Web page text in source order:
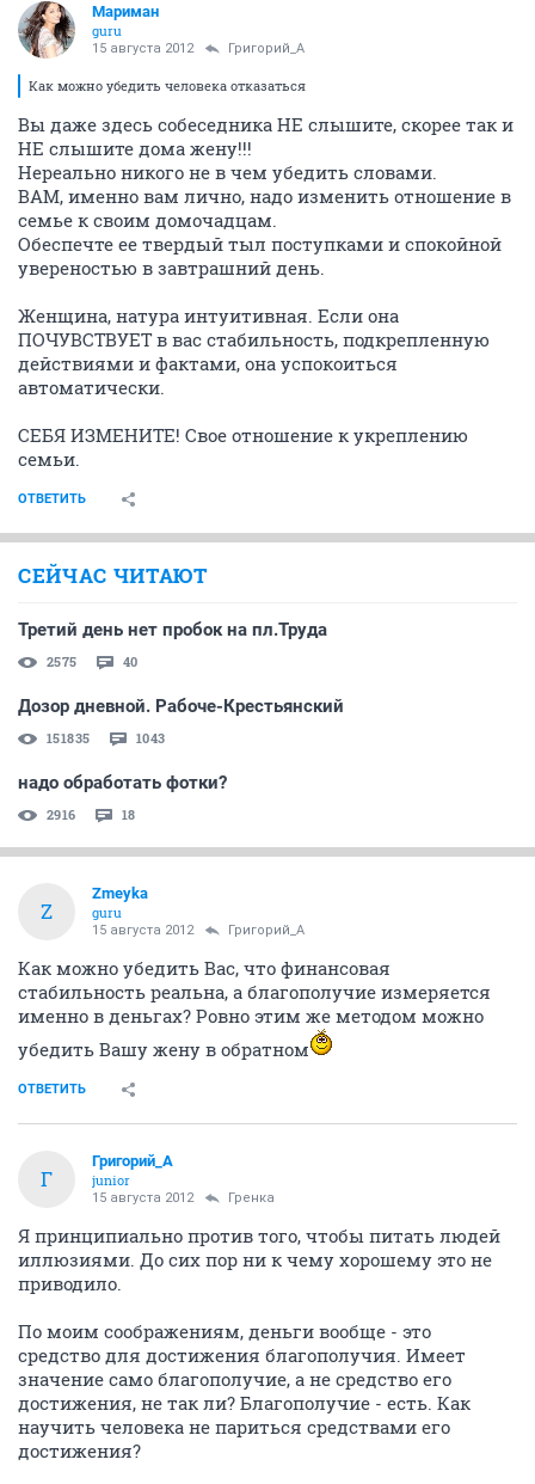
Мариман
guru
15 августа 2012 Григорий_А
Как можно убедить человека отказаться
Вы даже здесь собеседника НЕ слышите, скорее так и
НЕ слышите дома жену!!!
Нереально никого не в чем убедить словами.
ВАМ, именно вам лично, надо изменить отношение в
семье к своим домочадцам.
Обеспечте ее твердый тыл поступками и спокойной
увереностью в завтрашний день.
Женщина, натура интуитивная. Если она
ПОЧУВСТВУЕТ в вас стабильность, подкрепленную
действиями и фактами, она успокоиться
автоматически.
СЕБЯ ИЗМЕНИТЕ! Свое отношение к укреплению
семьи.
ОТВЕТИТЬ
СЕЙЧАС ЧИТАЮТ
Третий день нет пробок на пл.Труда
2575 40
Дозор дневной. Рабоче-Крестьянский
151835 1043
надо обработать фотки?
2916 18
Z
Zmeyka
guru
15 августа 2012 Григорий_А
Как можно убедить Вас, что финансовая
стабильность реальна, а благополучие измеряется
именно в деньгах? Ровно этим же методом можно
убедить Вашу жену в обратном
ОТВЕТИТЬ
Г
Григорий_А
junior
15 августа 2012 Гренка
Я принципиально против того, чтобы питать людей
иллюзиями. До сих пор ни к чему хорошему это не
приводило.
По моим соображениям, деньги вообще - это
средство для достижения благополучия. Имеет
значение само благополучие, а не средство его
достижения, не так ли? Благополучие - есть. Как
научить человека не париться средствами его
достижения?